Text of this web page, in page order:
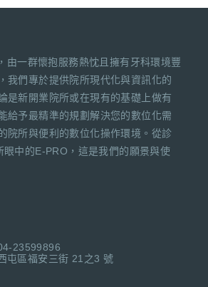
由一群懷抱服務熱忱且擁有牙科環境豐
我們專於提供院所現代化與資訊化的
是新開業院所或在現有的基礎上做有
給予最精準的規劃解決您的數位化需
院所與便利的數位化操作環境。從診
眼中的E-PRO，這是我們的願景與使
23599896
屯區福安三街 21之3 號